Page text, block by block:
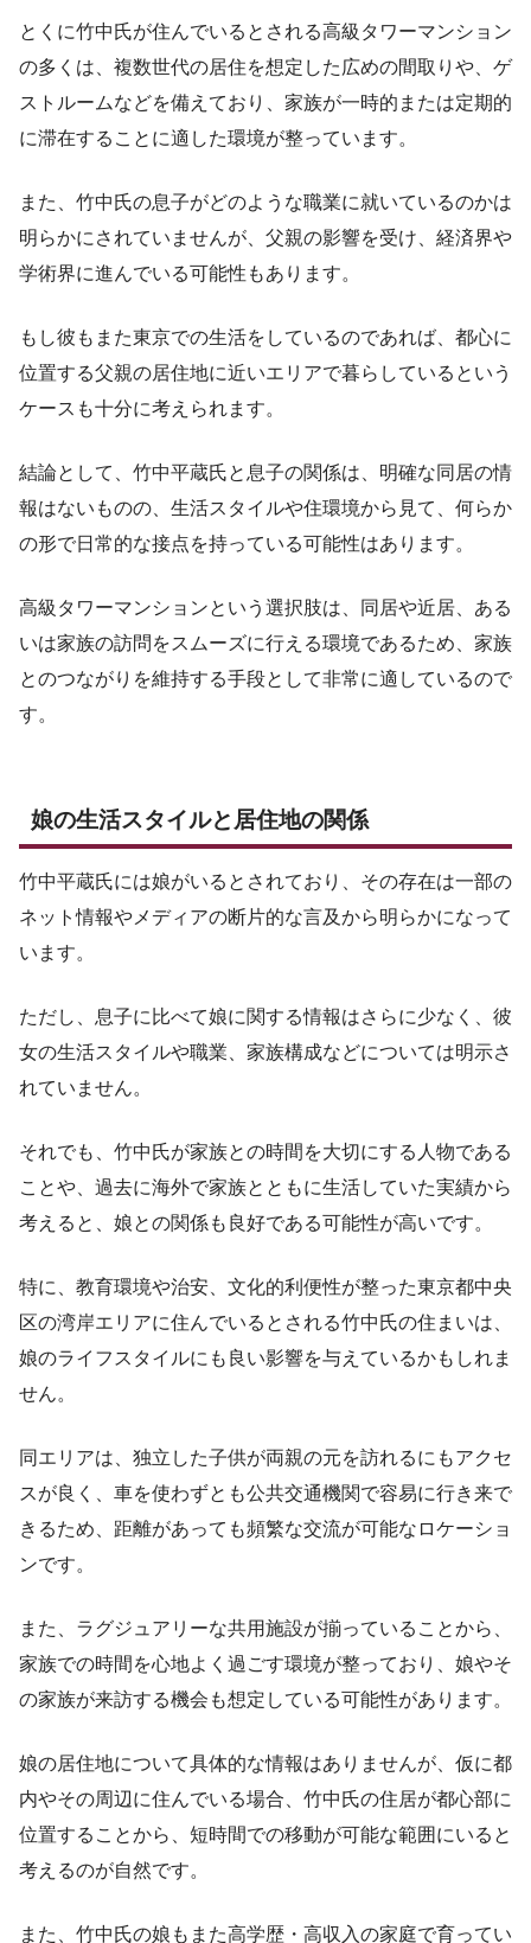
とくに竹中氏が住んでいるとされる高級タワーマンション
の多くは、複数世代の居住を想定した広めの間取りや、ゲ
ストルームなどを備えており、家族が一時的または定期的
に滞在することに適した環境が整っています。
また、竹中氏の息子がどのような職業に就いているのかは
明らかにされていませんが、父親の影響を受け、経済界や
学術界に進んでいる可能性もあります。
もし彼もまた東京での生活をしているのであれば、都心に
位置する父親の居住地に近いエリアで暮らしているという
ケースも十分に考えられます。
結論として、竹中平蔵氏と息子の関係は、明確な同居の情
報はないものの、生活スタイルや住環境から見て、何らか
の形で日常的な接点を持っている可能性はあります。
高級タワーマンションという選択肢は、同居や近居、ある
いは家族の訪問をスムーズに行える環境であるため、家族
とのつながりを維持する手段として非常に適しているので
す。
娘の生活スタイルと居住地の関係
竹中平蔵氏には娘がいるとされており、その存在は一部の
ネット情報やメディアの断片的な言及から明らかになって
います。
ただし、息子に比べて娘に関する情報はさらに少なく、彼
女の生活スタイルや職業、家族構成などについては明示さ
れていません。
それでも、竹中氏が家族との時間を大切にする人物である
ことや、過去に海外で家族とともに生活していた実績から
考えると、娘との関係も良好である可能性が高いです。
特に、教育環境や治安、文化的利便性が整った東京都中央
区の湾岸エリアに住んでいるとされる竹中氏の住まいは、
娘のライフスタイルにも良い影響を与えているかもしれま
せん。
同エリアは、独立した子供が両親の元を訪れるにもアクセ
スが良く、車を使わずとも公共交通機関で容易に行き来で
きるため、距離があっても頻繁な交流が可能なロケーショ
ンです。
また、ラグジュアリーな共用施設が揃っていることから、
家族での時間を心地よく過ごす環境が整っており、娘やそ
の家族が来訪する機会も想定している可能性があります。
娘の居住地について具体的な情報はありませんが、仮に都
内やその周辺に住んでいる場合、竹中氏の住居が都心部に
位置することから、短時間での移動が可能な範囲にいると
考えるのが自然です。
また、竹中氏の娘もまた高学歴・高収入の家庭で育ってい